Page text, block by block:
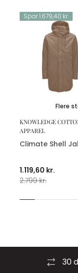
Spar 1.679,40 kr.
Flere
KNOWLEDGE
APPAREL
Climate Shell
1.119,60 kr.
2.799 kr.
30